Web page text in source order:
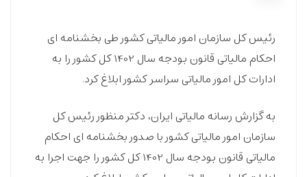
رئیس کل سازمان امور مالیاتی کشور طی بخشنامه ای
احکام مالیاتی قانون بودجه سال 1402 کل کشور را به
ادارات کل امور مالیاتی سراسر کشور ابلاغ کرد.
به گزارش رسانه مالیاتی ایران، دکتر منظور رئیس کل
سازمان امور مالیاتی کشور با صدور بخشنامه ای احکام
مالیاتی قانون بودجه سال 1402 کل کشور را جهت اجرا به